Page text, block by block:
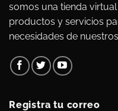
somos una tienda
productos y servicios
necesidades de
Registra tu correo